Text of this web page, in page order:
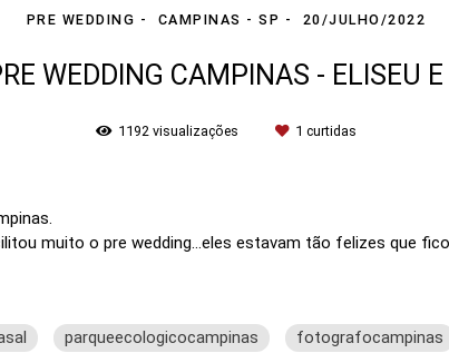
PRE WEDDING CAMPINAS - SP 20/JULHO/2022
WEDDING CAMPINAS - ELISEU
1192 visualizações 1 curtidas
muito o pre wedding...eles estavam tão felizes que
parqueecologicocampinas fotografocampinas